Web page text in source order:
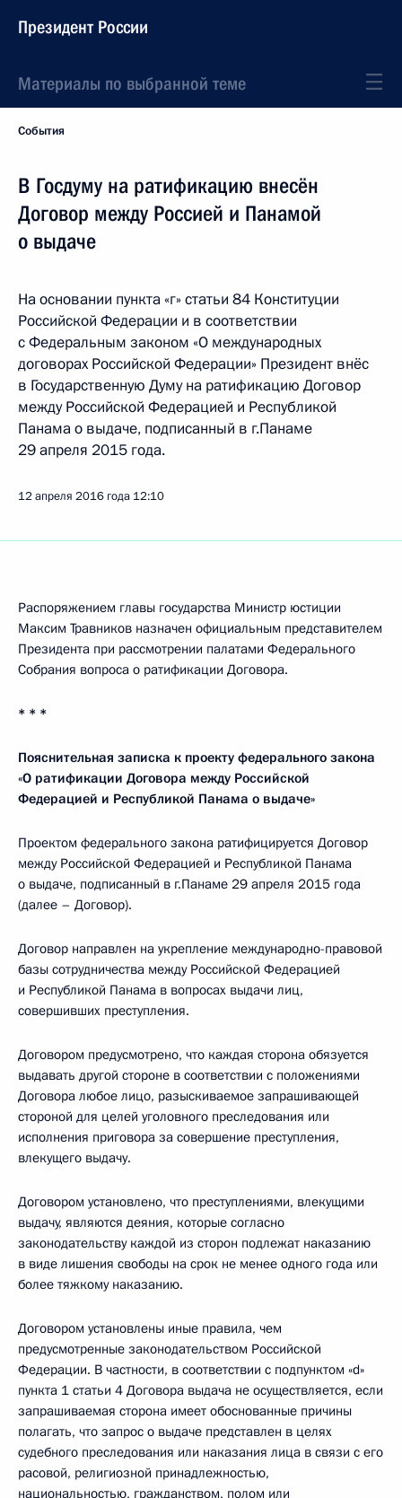
Президент России
Материалы по выбранной теме
События
В Госдуму на ратификацию внесён
Договор между Россией и Панамой
о выдаче
На основании пункта «г» статьи 84 Конституции
Российской Федерации и в соответствии
с Федеральным законом «О международных
договорах Российской Федерации» Президент внёс
в Государственную Думу на ратификацию Договор
между Российской Федерацией и Республикой
Панама о выдаче, подписанный в г.Панаме
29 апреля 2015 года.
12 апреля 2016 года 12:10
Распоряжением главы государства Министр юстиции
Максим Травников назначен официальным представителем
Президента при рассмотрении палатами Федерального
Собрания вопроса о ратификации Договора.
* * *
Пояснительная записка к проекту федерального закона
«О ратификации Договора между Российской
Федерацией и Республикой Панама о выдаче»
Проектом федерального закона ратифицируется Договор
между Российской Федерацией и Республикой Панама
о выдаче, подписанный в г.Панаме 29 апреля 2015 года
(далее – Договор).
Договор направлен на укрепление международно-правовой
базы сотрудничества между Российской Федерацией
и Республикой Панама в вопросах выдачи лиц,
совершивших преступления.
Договором предусмотрено, что каждая сторона обязуется
выдавать другой стороне в соответствии с положениями
Договора любое лицо, разыскиваемое запрашивающей
стороной для целей уголовного преследования или
исполнения приговора за совершение преступления,
влекущего выдачу.
Договором установлено, что преступлениями, влекущими
выдачу, являются деяния, которые согласно
законодательству каждой из сторон подлежат наказанию
в виде лишения свободы на срок не менее одного года или
более тяжкому наказанию.
Договором установлены иные правила, чем
предусмотренные законодательством Российской
Федерации. В частности, в соответствии с подпунктом «d»
пункта 1 статьи 4 Договора выдача не осуществляется, если
запрашиваемая сторона имеет обоснованные причины
полагать, что запрос о выдаче представлен в целях
судебного преследования или наказания лица в связи с его
расовой, религиозной принадлежностью,
национальностью, гражданством, полом или